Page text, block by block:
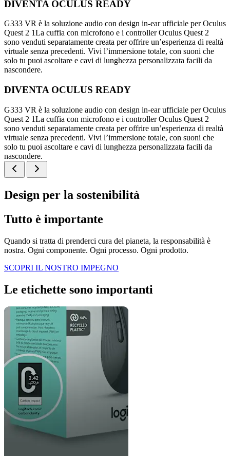
DIVENTA OCULUS READY
G333 VR è la soluzione audio con design in-ear ufficiale per Oculus
Quest 2 1La cuffia con microfono e i controller Oculus Quest 2
sono venduti separatamente creata per offrire un’esperienza di realtà
virtuale senza precedenti. Vivi l’immersione totale, con suoni che
solo tu puoi ascoltare e cavi di lunghezza personalizzata facili da
nascondere.
DIVENTA OCULUS READY
G333 VR è la soluzione audio con design in-ear ufficiale per Oculus
Quest 2 1La cuffia con microfono e i controller Oculus Quest 2
sono venduti separatamente creata per offrire un’esperienza di realtà
virtuale senza precedenti. Vivi l’immersione totale, con suoni che
solo tu puoi ascoltare e cavi di lunghezza personalizzata facili da
nascondere.
Design per la sostenibilità
Tutto è importante
Quando si tratta di prenderci cura del pianeta, la responsabilità è
nostra. Ogni componente. Ogni processo. Ogni prodotto.
SCOPRI IL NOSTRO IMPEGNO
Le etichette sono importanti